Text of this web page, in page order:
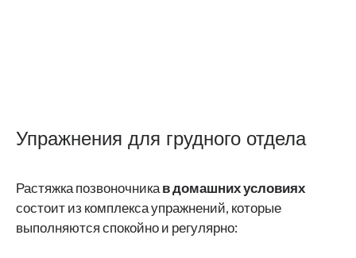
Упражнения для грудного отдела
Растяжка позвоночника в домашних условиях
состоит из комплекса упражнений, которые
выполняются спокойно и регулярно: